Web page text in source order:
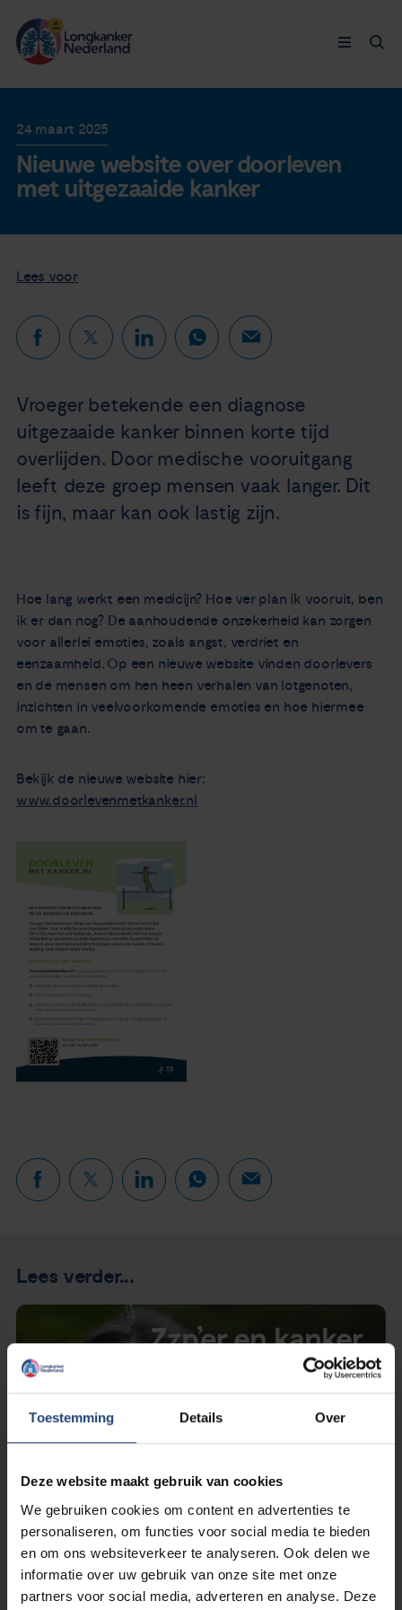
Toestemming Details Over
Deze website maakt gebruik van cookies
We gebruiken cookies om content en advertenties te
personaliseren, om functies voor social media te bieden
en om ons websiteverkeer te analyseren. Ook delen we
informatie over uw gebruik van onze site met onze
partners voor social media, adverteren en analyse. Deze
Nieuws
Agenda
Over ons
Contact
Longkanker
Leven met
Thymuskankers
Steun ons
24 maart 2025
Nieuwe website over doorleven
met uitgezaaide kanker
Lees voor
Vroeger betekende een diagnose
uitgezaaide kanker binnen korte tijd
overlijden. Door medische vooruitgang
leeft deze groep mensen vaak langer. Dit
is fijn, maar kan ook lastig zijn.
Hoe lang werkt een medicijn? Hoe ver plan ik vooruit, ben
ik er dan nog? De aanhoudende onzekerheid kan zorgen
voor allerlei emoties, zoals angst, verdriet en
eenzaamheid. Op een nieuwe website vinden doorlevers
en de mensen om hen heen verhalen van lotgenoten,
inzichten in veelvoorkomende emoties en hoe hiermee
om te gaan.
Bekijk de nieuwe website hier:
www.doorlevenmetkanker.nl
Lees verder...